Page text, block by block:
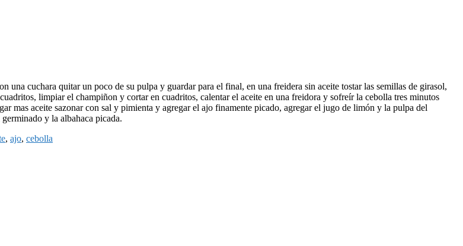
una cuchara quitar un poco de su pulpa y guardar para el final, en una freidera sin aceite tostar las semillas de girasol,
limpiar el champiñon y cortar en cuadritos, calentar el aceite en una freidora y sofreír la cebolla tres minutos
mas aceite sazonar con sal y pimienta y agregar el ajo finamente picado, agregar el jugo de limón y la pulpa del
y la albahaca picada.
, ajo, cebolla